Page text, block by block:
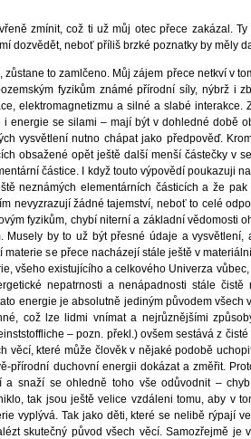
zmínit, což ti už můj otec přece zakázal.
dozvědět, neboť příliš brzké poznatky by měly
to zamlčeno. Můj zájem přece netkví v
fyzikům známé přírodní síly, nýbrž i
elektromagnetizmu a silné a slabé
energie se silami – mají být v dohledné době
vysvětlení nutno chápat jako předpověď.
obsažené opět ještě další menší částečky v
částice. I když touto výpovědí poukazuji
neznámých elementárních částicích a že
nevyzrazují žádné tajemství, neboť to celé
fyzikům, chybí niterní a základní vědomosti
Musely by to už být přesné údaje a
se přece nacházejí stále ještě v
všeho existujícího a celkového Univerza
nepatrnosti a nenápadnosti stále
energie je absolutně jediným původem všech
což lze lidmi vnímat a nejrůznějšími
– pozn. překl.) ovšem sestává z
věcí, které může člověk v nějaké podobě
přírodní duchovní energii dokázat a změřit.
a snaží se ohledně toho vše odůvodnit –
tak jsou ještě velice vzdáleni tomu, aby v
vyplývá. Tak jako děti, které se nelibě rýpají
skutečný původ všech věcí. Samozřejmě